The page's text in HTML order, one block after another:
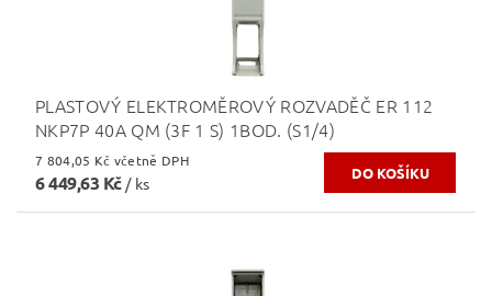
PLASTOVÝ ELEKTROMĚROVÝ ROZVADĚČ ER 112
NKP7P 40A QM (3F 1 S) 1BOD. (S1/4)
7 804,05 Kč včetně DPH
6 449,63 Kč/ ks